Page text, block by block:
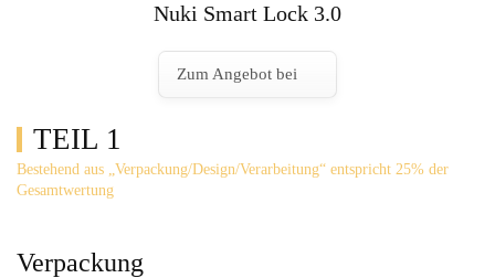
Nuki Smart Lock 3.0
Zum Angebot bei
TEIL 1
Bestehend aus „Verpackung/Design/Verarbeitung“ entspricht 25% der
Gesamtwertung
Verpackung